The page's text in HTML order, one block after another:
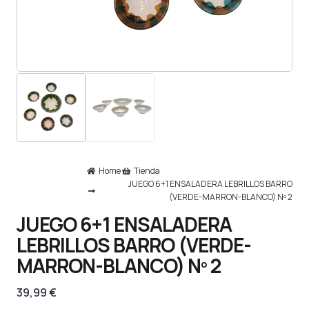
Home
Tienda
JUEGO 6+1 ENSALADERA LEBRILLOS BARRO
(VERDE-MARRON-BLANCO) Nº 2
JUEGO 6+1 ENSALADERA
LEBRILLOS BARRO (VERDE-
MARRON-BLANCO) Nº 2
39,99€